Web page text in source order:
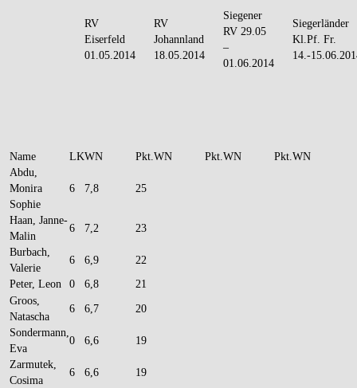
RV
Eiserfeld
01.05.2014
RV
Johannland
18.05.2014
Siegener
RV 29.05
–
01.06.2014
Siegerländer
Kl.Pf. Fr.
14.-
Name LKWN Pkt.WN Pkt.WN Pkt.WN
Abdu,
Monira
Sophie
6 7,8 25
Haan, Janne-
Malin
6 7,2
23
Burbach,
Valerie
6 6,9
22
Peter, Leon
0 6,8
21
Groos,
Natascha
6 6,7
20
Sondermann,
Eva
0 6,6
19
Zarmutek,
Cosima
6 6,6
19